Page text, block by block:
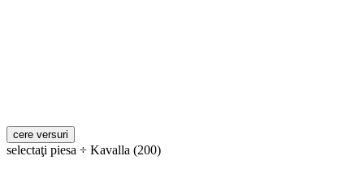
selectaţi piesa ÷ Kavalla (200)